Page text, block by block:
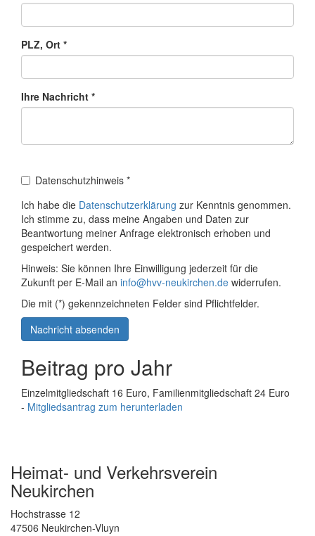
PLZ, Ort *
Ihre Nachricht *
Datenschutzhinweis *
Ich habe die Datenschutzerklärung zur Kenntnis genommen.
Ich stimme zu, dass meine Angaben und Daten zur
Beantwortung meiner Anfrage elektronisch erhoben und
gespeichert werden.
Hinweis: Sie können Ihre Einwilligung jederzeit für die
Zukunft per E-Mail an info@hvv-neukirchen.de widerrufen.
Die mit (*) gekennzeichneten Felder sind Pflichtfelder.
Nachricht absenden
Beitrag pro Jahr
Einzelmitgliedschaft 16 Euro, Familienmitgliedschaft 24 Euro
- Mitgliedsantrag zum herunterladen
Heimat- und Verkehrsverein
Neukirchen
Hochstrasse 12
47506 Neukirchen-Vluyn